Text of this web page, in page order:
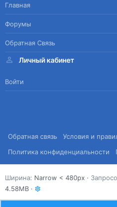
Главная
Форумы
Обратная Связь
Личный кабинет
Войти
Обратная связь
Условия и
Политика конфиденциальности
Ширина
4.58MB